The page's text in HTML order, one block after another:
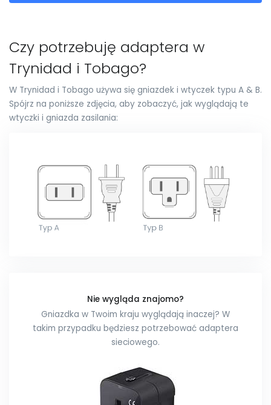
Czy potrzebuję adaptera w
Trynidad i Tobago?
W Trynidad i Tobago używa się gniazdek i wtyczek typu A & B.
Spójrz na poniższe zdjęcia, aby zobaczyć, jak wyglądają te
wtyczki i gniazda zasilania:
Nie wygląda znajomo?
Gniazdka w Twoim kraju wyglądają inaczej? W
takim przypadku będziesz potrzebować adaptera
sieciowego.